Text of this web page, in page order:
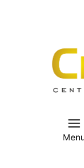
Menu